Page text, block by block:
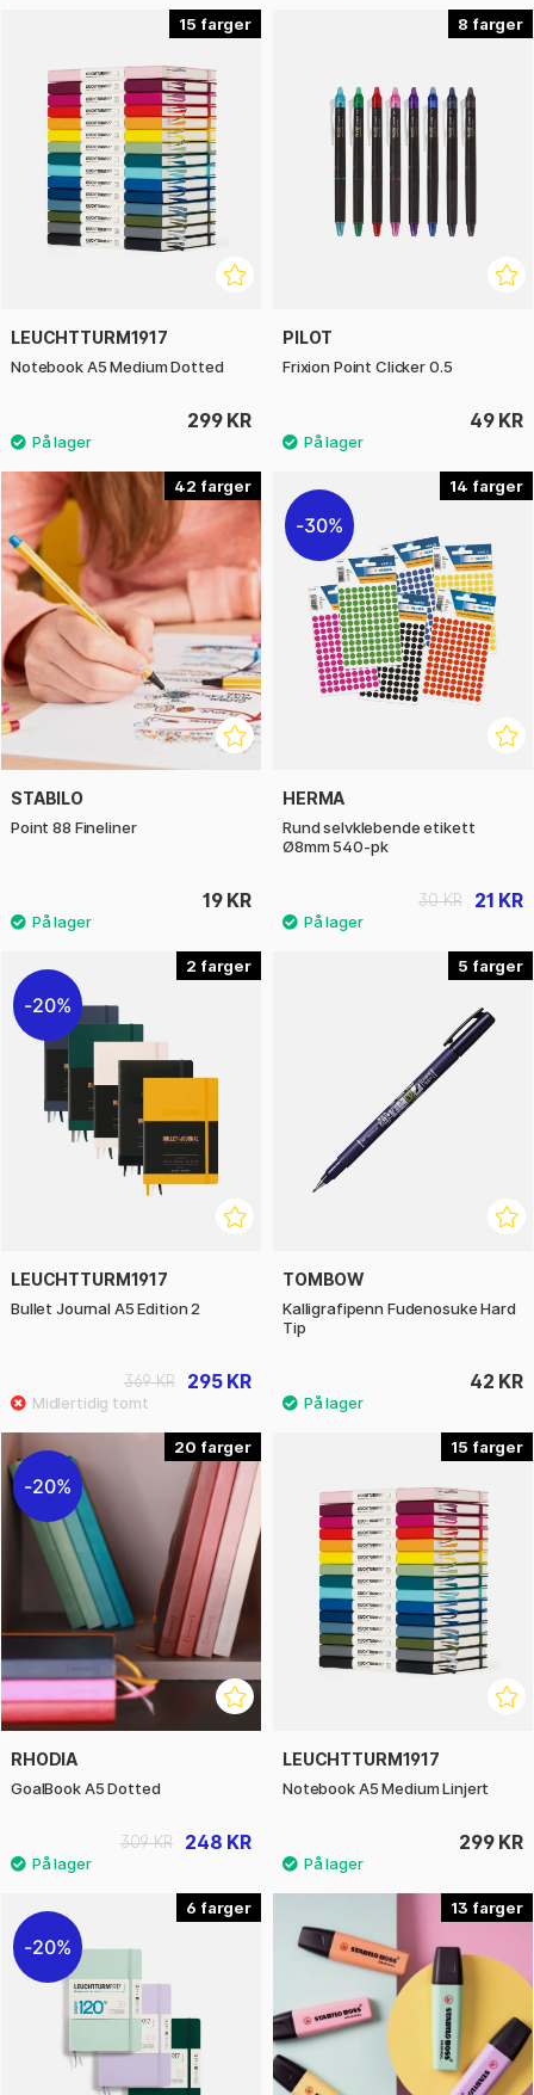
15
LEUCHTTURM1917
Notebook A5 Medium Dotted
299 KR
8
PILOT
Frixion Point Clicker 0.5
49 KR
42
STABILO
Point 88 Fineliner
19 KR
14
30%
HERMA
Rund selvklebende etikett
Ø8mm 540-pk
21 KR
30 KR
2
20%
LEUCHTTURM1917
Bullet Journal A5 Edition 2
295 KR
369 KR
5
TOMBOW
Kalligrafipenn Fudenosuke Hard
Tip
42 KR
20
20%
RHODIA
GoalBook A5 Dotted
248 KR
309 KR
15
LEUCHTTURM1917
Notebook A5 Medium Linjert
299 KR
6
20%
13